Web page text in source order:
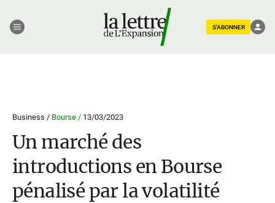
S'ABONNER
Business / Bourse / 13/03/2023
Un marché des
introductions en Bourse
pénalisé par la volatilité